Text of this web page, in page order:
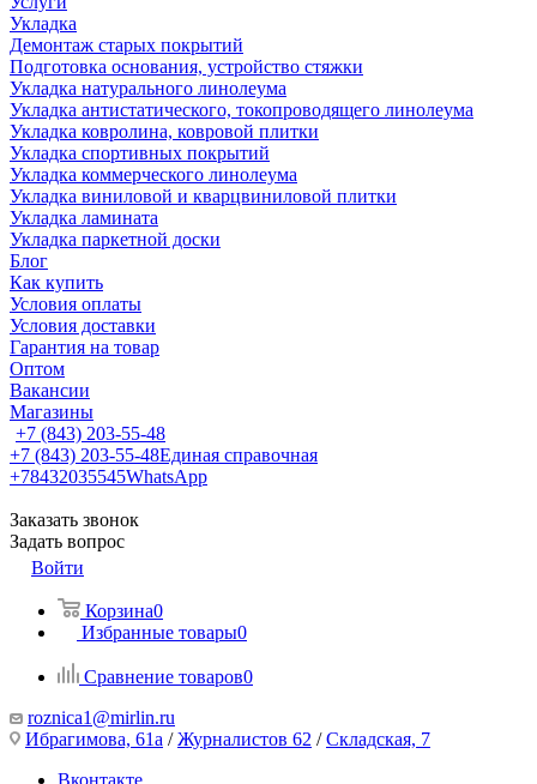
Укладка
Демонтаж старых покрытий
Подготовка основания, устройство стяжки
Укладка натурального линолеума
Укладка антистатического, токопроводящего линолеума
Укладка ковролина, ковровой плитки
Укладка спортивных покрытий
Укладка коммерческого линолеума
Укладка виниловой и кварцвиниловой плитки
Укладка ламината
Укладка паркетной доски
Блог
Как купить
Условия оплаты
Условия доставки
Гарантия на товар
Оптом
Вакансии
Магазины
+7 (843) 203-55-48
+7 (843) 203-55-48Единая справочная
+78432035545WhatsApp
Заказать звонок
Задать вопрос
Войти
Корзина0
Избранные товары0
Сравнение товаров0
roznica1@mirlin.ru
Ибрагимова, 61а /Журналистов 62 /Складская, 7
Вконтакте